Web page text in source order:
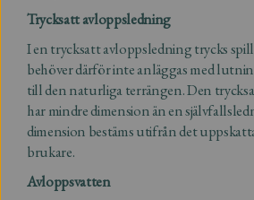
Trycksatt avloppsledning
I en trycksatt avloppsledning trycks
behöver därför inte anläggas med
till den naturliga terrängen. Den
har mindre dimension än en
dimension bestäms utifrån det
brukare.
Avloppsvatten